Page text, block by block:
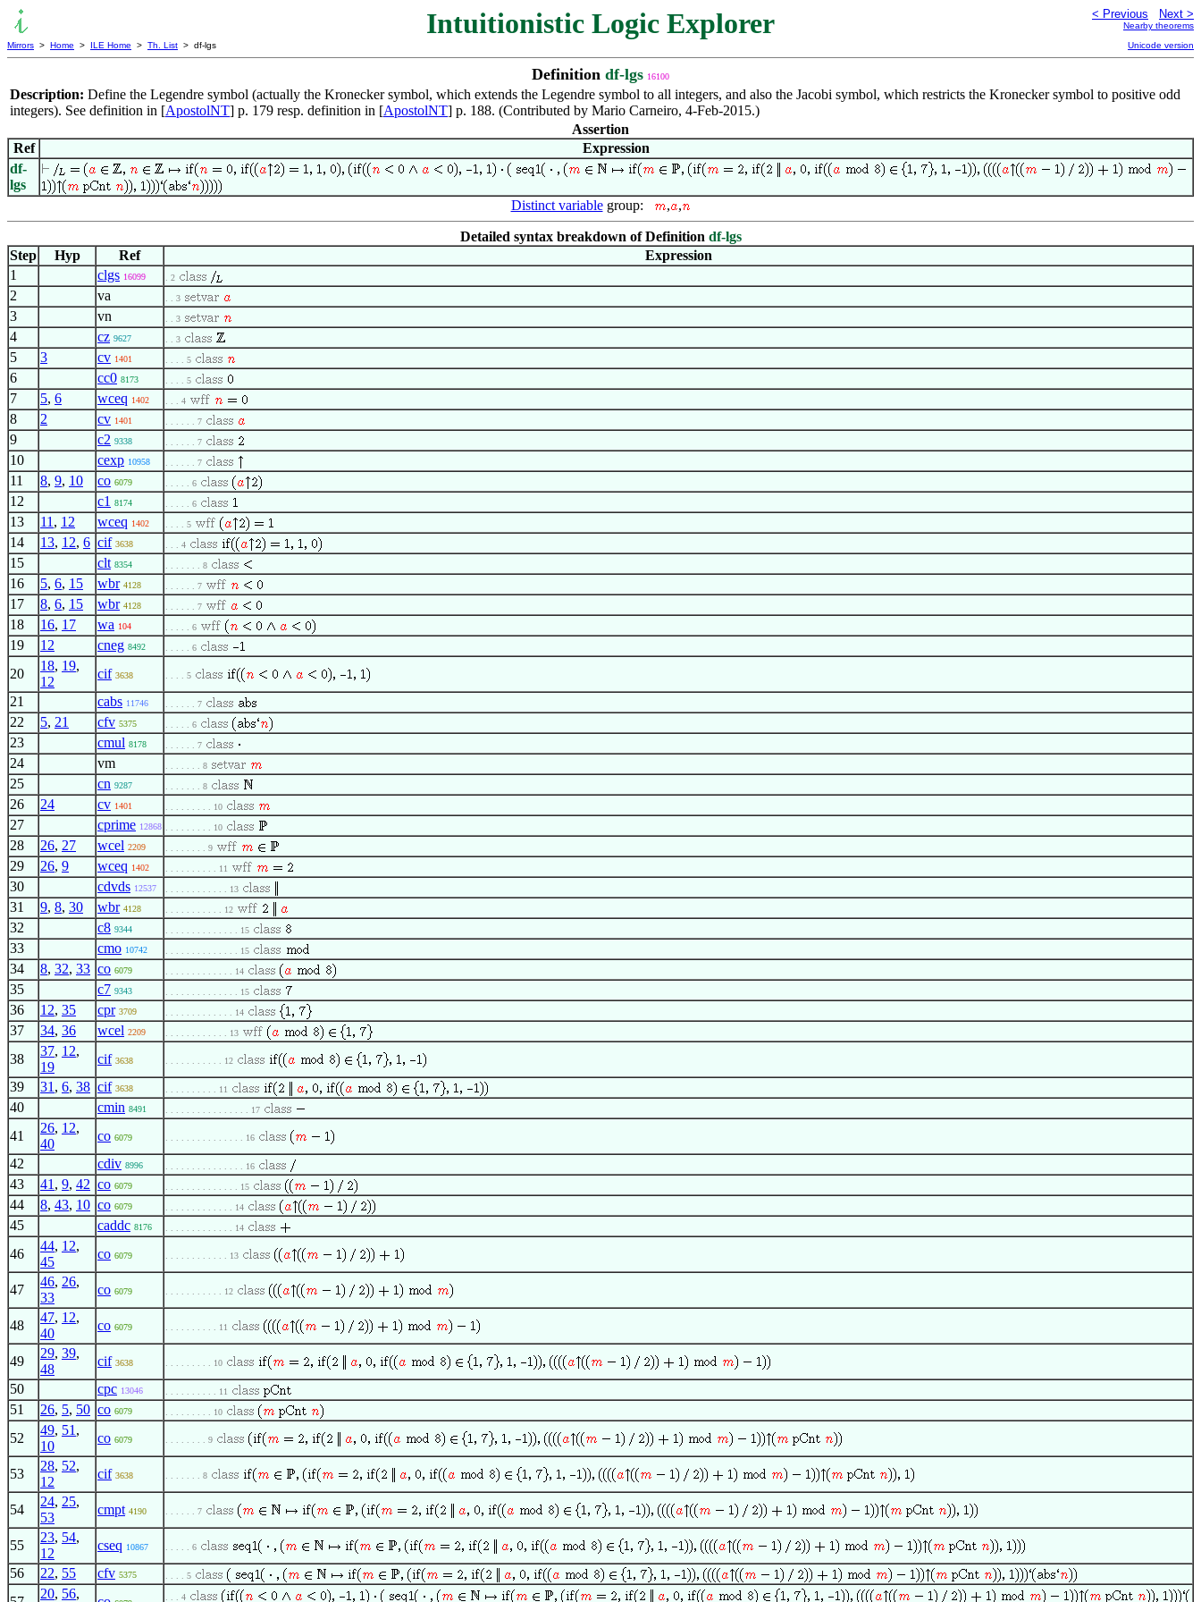
Intuitionistic Logic Explorer < Previous Next >
Nearby theorems
Mirrors > Home > ILE Home > Th. List > df-lgs Unicode version
Definition df-lgs 16100
Description: Define the Legendre symbol (actually the Kronecker symbol, which extends the Legendre symbol to all integers, and also the Jacobi symbol, which restricts the Kronecker symbol to positive odd
integers). See definition in [ApostolNT] p. 179 resp. definition in [ApostolNT] p. 188. (Contributed by Mario Carneiro, 4-Feb-2015.)
Assertion
Ref
Expression
df-
lgs
Distinct variablegroup: , ,
Detailed syntax breakdown of Definition df-lgs
Step
Hyp Ref
Expression
1
clgs 16099 . 2
2 va . . 3
3 vn . . 3
4 cz 9627 . . 3
5 3 cv 1401 . . . . 5
6 cc0 8173 . . . . 5
7 5, 6 wceq 1402 . . . 4
8 2 cv 1401 . . . . . . 7
9 c2 9338 . . . . . . 7
10 cexp 10958 . . . . . . 7
11 8, 9, 10 co 6079 . . . . . 6
12 c1 8174 . . . . . 6
13 11 , 12 wceq 1402 . . . . 5
14 13, 12, 6 cif 3638 . . . 4
15 clt 8354 . . . . . . . 8
16 5, 6, 15 wbr 4128 . . . . . . 7
17 8, 6, 15 wbr 4128 . . . . . . 7
18 16, 17 wa 104 . . . . . 6
19 12 cneg 8492 . . . . . 6
20
18, 19,
12
cif 3638 . . . . 5
21 cabs 11746 . . . . . . 7
22 5, 21 cfv 5375 . . . . . 6
23 cmul 8178 . . . . . . 7
24 vm . . . . . . . 8
25 cn 9287 . . . . . . . 8
26 24 cv 1401 . . . . . . . . . 10
27 cprime 12868 . . . . . . . . . 10
28 26, 27 wcel 2209 . . . . . . . . 9
29 26, 9 wceq 1402 . . . . . . . . . . 11
30 cdvds 12537 . . . . . . . . . . . . 13
31 9, 8, 30 wbr 4128 . . . . . . . . . . . 12
32 c8 9344 . . . . . . . . . . . . . . 15
33 cmo 10742 . . . . . . . . . . . . . . 15
34 8, 32, 33 co 6079 . . . . . . . . . . . . . 14
35 c7 9343 . . . . . . . . . . . . . . 15
36 12, 35 cpr 3709 . . . . . . . . . . . . . 14
37 34, 36 wcel 2209 . . . . . . . . . . . . 13
38
37, 12,
19
cif 3638 . . . . . . . . . . . 12
39 31 , 6, 38 cif 3638 . . . . . . . . . . 11
40 cmin 8491 . . . . . . . . . . . . . . . . 17
41
26, 12,
40
co 6079 . . . . . . . . . . . . . . . 16
42 cdiv 8996 . . . . . . . . . . . . . . . 16
43 41 , 9, 42 co 6079 . . . . . . . . . . . . . . 15
44 8, 43, 10 co 6079 . . . . . . . . . . . . . 14
45 caddc 8176 . . . . . . . . . . . . . 14
46
44, 12,
45
co 6079 . . . . . . . . . . . . 13
47
46, 26,
33
co 6079 . . . . . . . . . . . 12
48
47, 12,
40
co 6079 . . . . . . . . . . 11
49
29, 39,
48
cif 3638 . . . . . . . . . 10
50 cpc 13046 . . . . . . . . . . 11
51 26, 5, 50 co 6079 . . . . . . . . . 10
52
49, 51 ,
10
co 6079 . . . . . . . . 9
53
28, 52,
12
cif 3638 . . . . . . . 8
54
24, 25,
53
cmpt 4190 . . . . . . 7
55
23, 54,
12
cseq 10867 . . . . . 6
56 22, 55 cfv 5375 . . . . 5
20, 56, . . . 4